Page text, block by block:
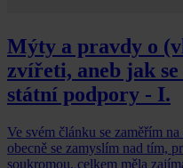
Mýty a pravdy o
zvířeti, aneb jak
státní podpory - I.
Ve svém článku se zaměřím
obecně se zamyslím nad tím,
soukromou, celkem měla